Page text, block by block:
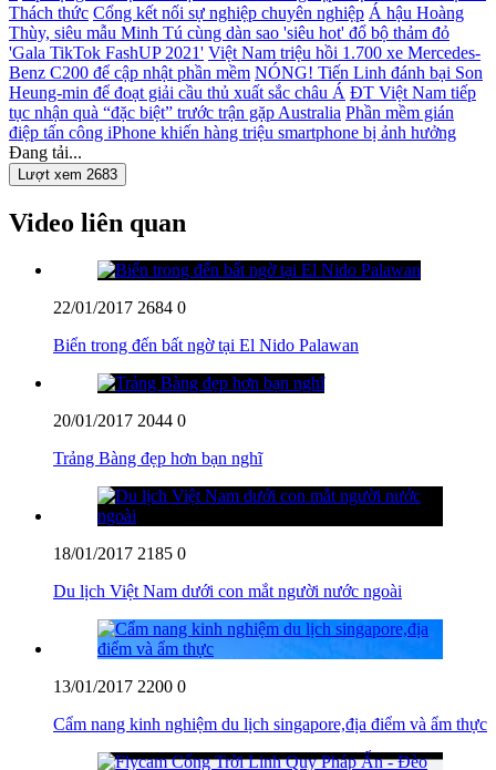
Thách thức Cổng kết nối sự nghiệp chuyên nghiệp Á hậu Hoàng
Thùy, siêu mẫu Minh Tú cùng dàn sao 'siêu hot' đổ bộ thảm đỏ
'Gala TikTok FashUP 2021' Việt Nam triệu hồi 1.700 xe Mercedes-
Benz C200 để cập nhật phần mềm NÓNG! Tiến Linh đánh bại Son
Heung-min để đoạt giải cầu thủ xuất sắc châu Á ĐT Việt Nam tiếp
tục nhận quà “đặc biệt” trước trận gặp Australia Phần mềm gián
điệp tấn công iPhone khiến hàng triệu smartphone bị ảnh hưởng
Đang tải...
Lượt xem 2683
Video liên quan
22/01/2017 2684 0
Biển trong đến bất ngờ tại El Nido Palawan
20/01/2017 2044 0
Trảng Bàng đẹp hơn bạn nghĩ
18/01/2017 2185 0
Du lịch Việt Nam dưới con mắt người nước ngoài
13/01/2017 2200 0
Cẩm nang kinh nghiệm du lịch singapore,địa điểm và ẩm thực